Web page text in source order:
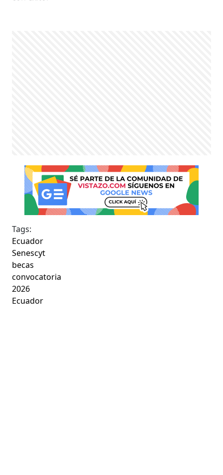
Tags:
Ecuador
Senescyt
becas
convocatoria
2026
Ecuador